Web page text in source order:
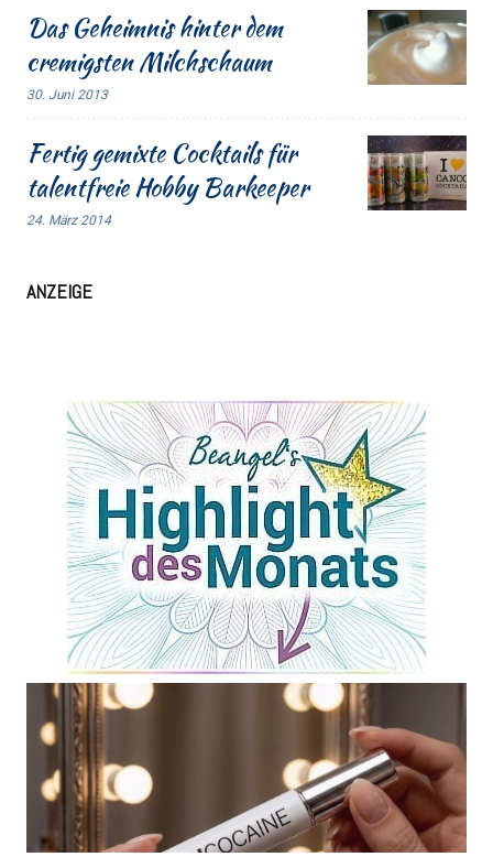
Das Geheimnis hinter dem
cremigsten Milchschaum
30. Juni 2013
Fertig gemixte Cocktails für
talentfreie Hobby Barkeeper
24. März 2014
ANZEIGE